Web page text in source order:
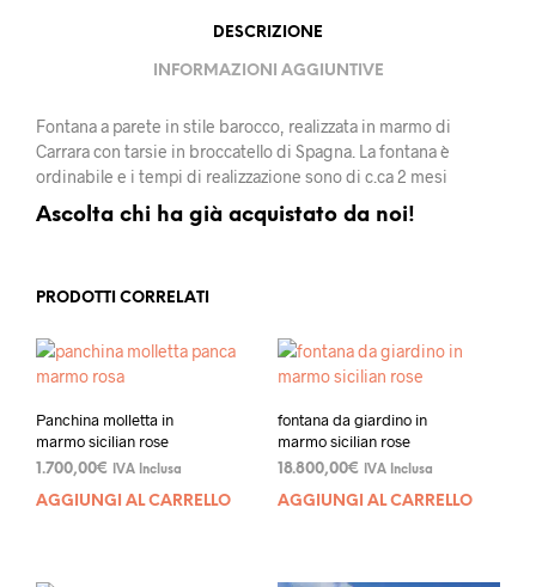
DESCRIZIONE
INFORMAZIONI AGGIUNTIVE
Fontana a parete in stile barocco, realizzata in marmo di
Carrara con tarsie in broccatello di Spagna. La fontana è
ordinabile e i tempi di realizzazione sono di c.ca 2 mesi
Ascolta chi ha già acquistato da noi!
PRODOTTI CORRELATI
Panchina molletta in
marmo sicilian rose
1.700,00€ IVA Inclusa
AGGIUNGI AL CARRELLO
fontana da giardino in
marmo sicilian rose
18.800,00€ IVA Inclusa
AGGIUNGI AL CARRELLO